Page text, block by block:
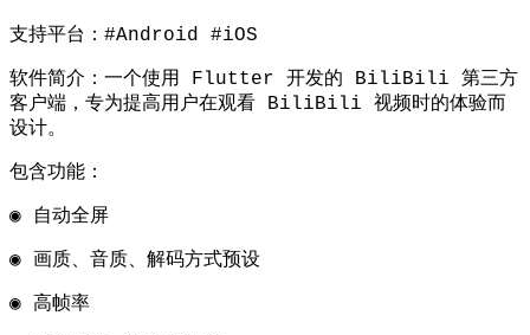
支持平台：#Android #iOS
软件简介：一个使用 Flutter 开发的 BiliBili 第三方
客户端，专为提高用户在观看 BiliBili 视频时的体验而
设计。
包含功能：
◉ 自动全屏
◉ 画质、音质、解码方式预设
◉ 高帧率